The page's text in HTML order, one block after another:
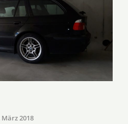
März 2018